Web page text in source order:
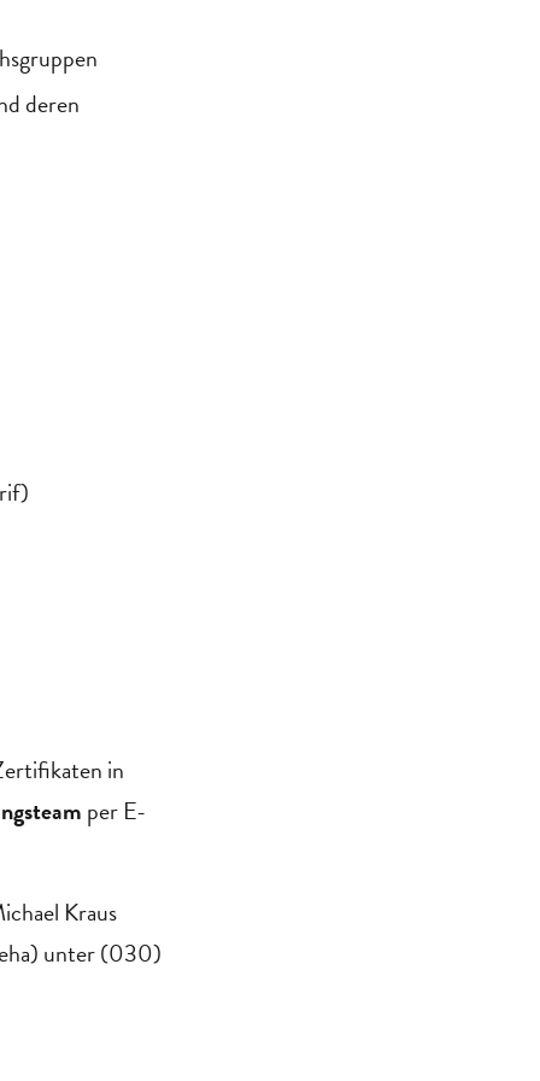
deren
in
per E-
Kraus
unter (030)